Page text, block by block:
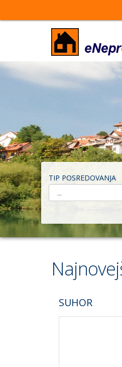
TIP POSREDOVANJA
SUHOR